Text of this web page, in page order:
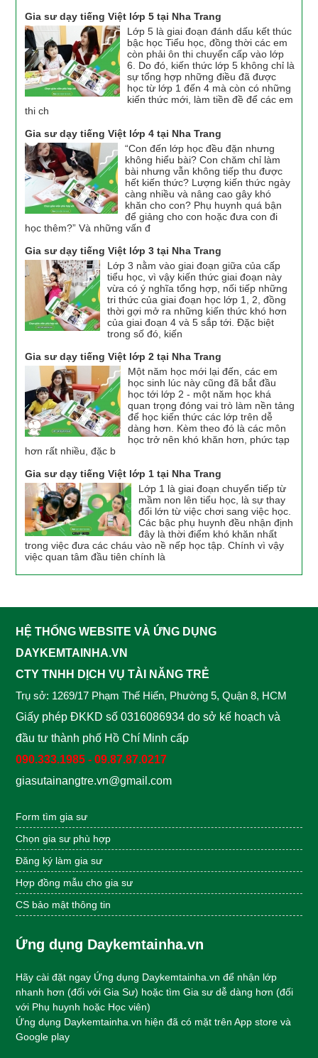
Gia sư dạy tiếng Việt lớp 5 tại Nha Trang
Lớp 5 là giai đoạn đánh dấu kết thúc
bậc học Tiểu học, đồng thời các em
còn phải ôn thi chuyển cấp vào lớp
6. Do đó, kiến thức lớp 5 không chỉ là
sự tổng hợp những điều đã được
học từ lớp 1 đến 4 mà còn có những
kiến thức mới, làm tiền đề để các em
thi ch
Gia sư dạy tiếng Việt lớp 4 tại Nha Trang
“Con đến lớp học đều đặn nhưng
không hiểu bài? Con chăm chỉ làm
bài nhưng vẫn không tiếp thu được
hết kiến thức? Lượng kiến thức ngày
càng nhiều và nâng cao gây khó
khăn cho con? Phụ huynh quá bận
để giảng cho con hoặc đưa con đi
học thêm?” Và những vấn đ
Gia sư dạy tiếng Việt lớp 3 tại Nha Trang
Lớp 3 nằm vào giai đoạn giữa của cấp
tiểu học, vì vậy kiến thức giai đoạn này
vừa có ý nghĩa tổng hợp, nối tiếp những
tri thức của giai đoạn học lớp 1, 2, đồng
thời gợi mở ra những kiến thức khó hơn
của giai đoạn 4 và 5 sắp tới. Đặc biệt
trong số đó, kiến
Gia sư dạy tiếng Việt lớp 2 tại Nha Trang
Một năm học mới lại đến, các em
học sinh lúc này cũng đã bắt đầu
học tới lớp 2 - một năm học khá
quan trọng đóng vai trò làm nền tảng
để học kiến thức các lớp trên dễ
dàng hơn. Kèm theo đó là các môn
học trở nên khó khăn hơn, phức tạp
hơn rất nhiều, đặc b
Gia sư dạy tiếng Việt lớp 1 tại Nha Trang
Lớp 1 là giai đoạn chuyển tiếp từ
mầm non lên tiểu học, là sự thay
đổi lớn từ việc chơi sang việc học.
Các bậc phụ huynh đều nhận định
đây là thời điểm khó khăn nhất
trong việc đưa các cháu vào nề nếp học tập. Chính vì vậy
việc quan tâm đầu tiên chính là
HỆ THỐNG WEBSITE VÀ ỨNG DỤNG
DAYKEMTAINHA.VN
CTY TNHH DỊCH VỤ TÀI NĂNG TRẺ
Trụ sở: 1269/17 Phạm Thế Hiển, Phường 5, Quận 8, HCM
Giấy phép ĐKKD số 0316086934 do sở kế hoạch và
đầu tư thành phố Hồ Chí Minh cấp
090.333.1985 - 09.87.87.0217
giasutainangtre.vn@gmail.com
Form tìm gia sư
Chọn gia sư phù hợp
Đăng ký làm gia sư
Hợp đồng mẫu cho gia sư
CS bảo mật thông tin
Ứng dụng Daykemtainha.vn
Hãy cài đặt ngay Ứng dụng Daykemtainha.vn để nhận lớp
nhanh hơn (đối với Gia Sư) hoặc tìm Gia sư dễ dàng hơn (đối
với Phụ huynh hoặc Học viên)
Ứng dụng Daykemtainha.vn hiện đã có mặt trên App store và
Google play